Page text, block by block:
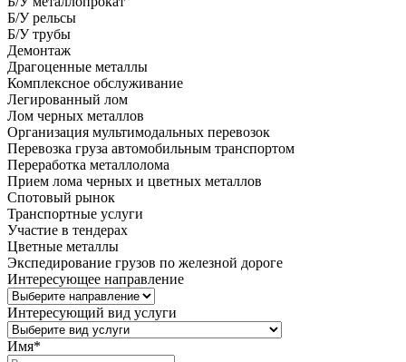
Б/У рельсы
Б/У трубы
Демонтаж
Драгоценные металлы
Комплексное обслуживание
Легированный лом
Лом черных металлов
Организация мультимодальных перевозок
Перевозка груза автомобильным транспортом
Переработка металлолома
Прием лома черных и цветных металлов
Спотовый рынок
Транспортные услуги
Участие в тендерах
Цветные металлы
Экспедирование грузов по железной дороге
Интересующее направление
Интересующий вид услуги
Имя*